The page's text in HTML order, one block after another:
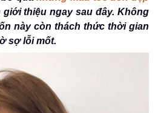
thiệu ngay sau đây. Không
này còn thách thức thời gian
sợ lỗi mốt.